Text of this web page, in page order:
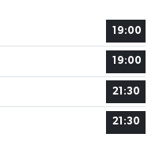
19:00
19:00
21:30
21:30